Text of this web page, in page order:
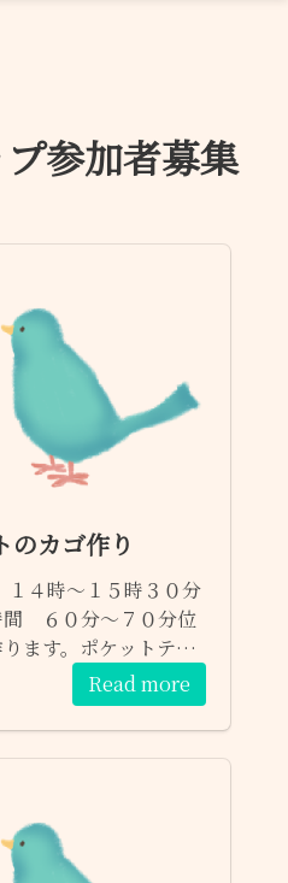
参加者募集
のカゴ作り
４時～１５時３０分
間 ６０分～７０分位
ます。ポケットティ
す。 アクセントのか
べます ☆定員に空が
頂けます。 ご参加予
ームからも受け付け
電話番号・任意） 宜
♫
Read more